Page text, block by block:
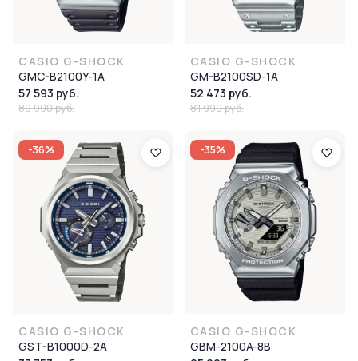
CASIO G-SHOCK
GMC-B2100Y-1A
57 593 руб.
89 990 руб.
CASIO G-SHOCK
GM-B2100SD-1A
52 473 руб.
81 990 руб.
-36%
CASIO G-SHOCK
GST-B1000D-2A
-35%
CASIO G-SHOCK
GBM-2100A-8B